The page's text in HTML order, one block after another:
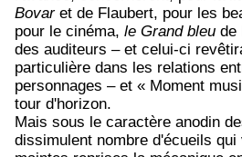
Bovaret de Flaubert, pour les
pour le cinéma, le Grand bleu de
des auditeurs – et celui-ci
particulière dans les relations
personnages – et « Moment
tour d'horizon.
Mais sous le caractère anodin
dissimulent nombre d'écueils